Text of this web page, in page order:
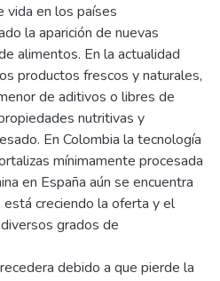
vida en los países
la aparición de nuevas
alimentos. En la actualidad
productos frescos y naturales,
de aditivos o libres de
nutritivas y
En Colombia la tecnología
mínimamente procesada
en España aún se encuentra
creciendo la oferta y el
grados de
debido a que pierde la